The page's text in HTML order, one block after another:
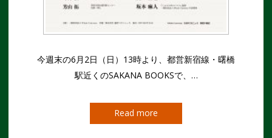
今週末の6月2日（日）13時より、都営新宿線・曙橋
駅近くのSAKANA BOOKSで、…
Read more